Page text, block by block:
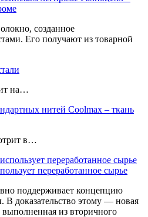
созданное
Его получают из товарной
на…
Coolmax – ткань
в…
переработанное сырье
поддерживает концепцию
доказательство этому — новая
из вторичного